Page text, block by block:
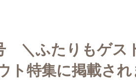
＼ふたりもゲス
ト特集に掲載され